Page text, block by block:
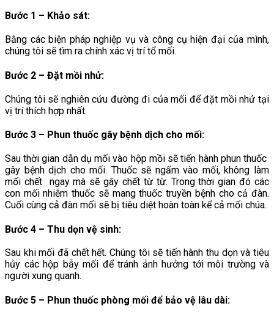
Bước 1 – Khảo sát:
Bằng các biện pháp nghiệp vụ và công cụ hiện đại của mình,
chúng tôi sẽ tìm ra chính xác vị trí tổ mối.
Bước 2 – Đặt mồi nhử:
Chúng tôi sẽ nghiên cứu đường đi của mối để đặt mồi nhử tại
vị trí thích hợp nhất.
Bước 3 – Phun thuốc gây bệnh dịch cho mối:
Sau thời gian dẫn dụ mối vào hộp mồi sẽ tiến hành phun thuốc
gây bệnh dịch cho mối. Thuốc sẽ ngấm vào mối, không làm
mối chết ngay mà sẽ gây chết từ từ. Trong thời gian đó các
con mối nhiễm thuốc sẽ mang thuốc truyền bệnh cho cả đàn.
Cuối cùng cả đàn mối sẽ bị tiêu diệt hoàn toàn kể cả mối chúa.
Bước 4 – Thu dọn vệ sinh:
Sau khi mối đã chết hết. Chúng tôi sẽ tiến hành thu dọn và tiêu
hủy các hộp bẫy mối để tránh ảnh hưởng tới môi trường và
người xung quanh.
Bước 5 – Phun thuốc phòng mối để bảo vệ lâu dài: